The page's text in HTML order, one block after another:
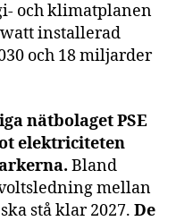
och klimatplanen
installerad
och 18 miljarder
nätbolaget PSE
elektriciteten
Bland
mellan
stå klar 2027. De